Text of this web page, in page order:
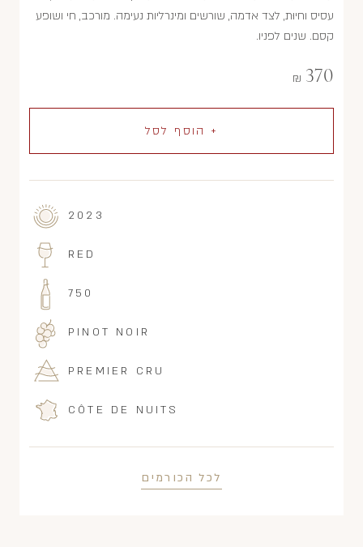
עסיס וחיוּת, לצד אדמה, שורשים ומינרליות נעימה. מורכב, חי ושופע
קסם. שנים לפניו.
370
₪
+ הוסף לסל
2023
RED
750
PINOT NOIR
PREMIER CRU
CÔTE DE NUITS
לכל הכורמים